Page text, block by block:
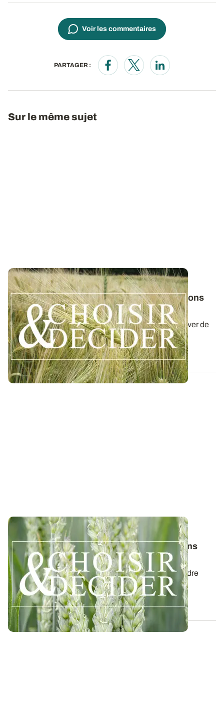
Voir les commentaires
PARTAGER :
Opens in a new window
Opens in a new window
Opens in a new
Sur le même sujet
NORMANDIE
Orge d'hiver : téléchargez nos préconisations
pour les semis 2026
Retrouvez nos préconisations 2026/2027 pour cultiver de
l'orge d'hiver en Normandie dans...
06 AOÛT 2026
SUD-OUEST
Blé tendre : téléchargez nos préconisations
pour les semis 2026
Retrouvez les préconisations 2026/2027 en blé tendre
avec le guide régional Choisir et...
03 AOÛT 2026